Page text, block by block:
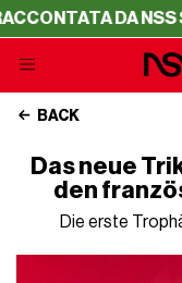
DA NSS
BACK
Das neue
den
Die erste